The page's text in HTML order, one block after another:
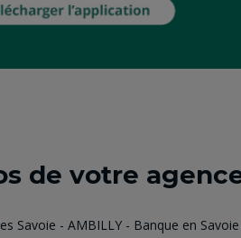
de votre
Savoie - AMBILLY - Banque en